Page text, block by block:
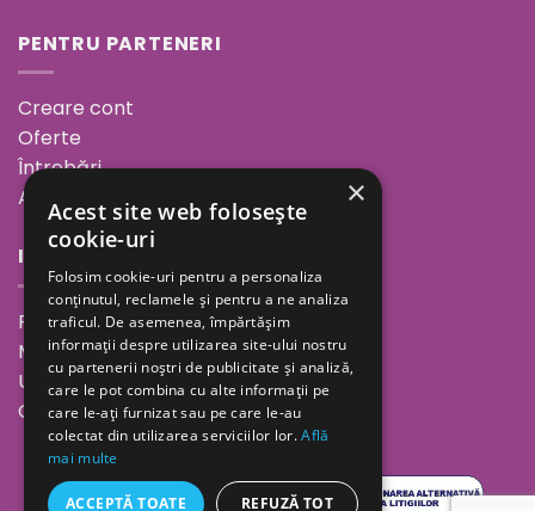
PENTRU PARTENERI
Creare cont
Oferte
Întrebări
ANPC
INFORMAȚII
Povestea noastră
Minutul de inspirație
Unde ne găsești
Cariere
×
Acest site web folosește
cookie-uri
Folosim cookie-uri pentru a personaliza
conținutul, reclamele și pentru a ne analiza
traficul. De asemenea, împărtășim
informații despre utilizarea site-ului nostru
cu partenerii noștri de publicitate și analiză,
care le pot combina cu alte informații pe
care le-ați furnizat sau pe care le-au
colectat din utilizarea serviciilor lor.Află
mai multe
ACCEPTĂ TOATE REFUZĂ TOT